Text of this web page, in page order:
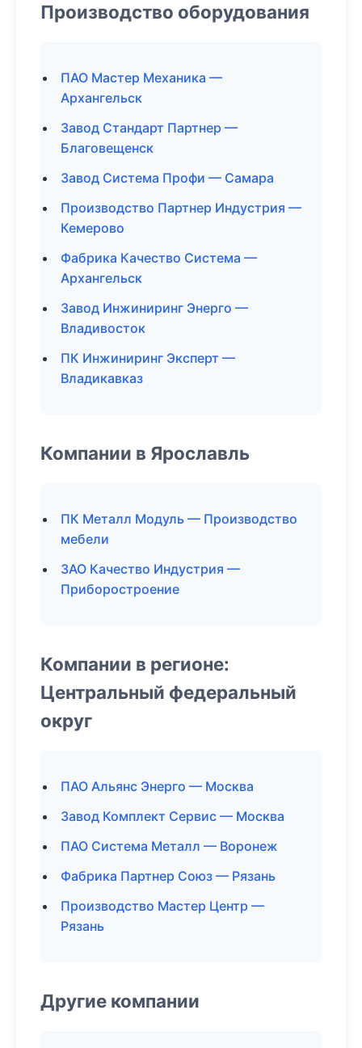
Производство оборудования
ПАО Мастер Механика —
Архангельск
Завод Стандарт Партнер —
Благовещенск
Завод Система Профи — Самара
Производство Партнер Индустрия —
Кемерово
Фабрика Качество Система —
Архангельск
Завод Инжиниринг Энерго —
Владивосток
ПК Инжиниринг Эксперт —
Владикавказ
Компании в Ярославль
ПК Металл Модуль — Производство
мебели
ЗАО Качество Индустрия —
Приборостроение
Компании в регионе:
Центральный федеральный
округ
ПАО Альянс Энерго — Москва
Завод Комплект Сервис — Москва
ПАО Система Металл — Воронеж
Фабрика Партнер Союз — Рязань
Производство Мастер Центр —
Рязань
Другие компании